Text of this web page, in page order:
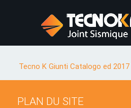
Tecno K Giunti Catalogo ed 2017
PLAN DU SITE